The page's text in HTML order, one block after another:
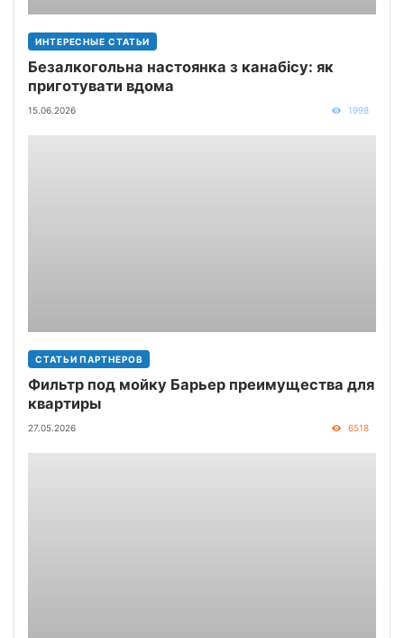
ИНТЕРЕСНЫЕ СТАТЬИ
Безалкогольна настоянка з канабісу: як
приготувати вдома
15.06.2026 1998
СТАТЬИ ПАРТНЕРОВ
Фильтр под мойку Барьер преимущества для
квартиры
27.05.2026 6518